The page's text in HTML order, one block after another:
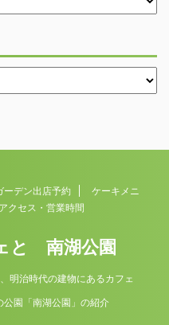
ーデン出店予約
ケーキメニ
アクセス・営業時間
と 南湖公園
明治時代の建物にあるカフェ
公園「南湖公園」の紹介